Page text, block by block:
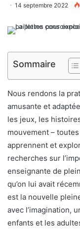
14 septembre 2022
Sommaire
Nous rendons la
amusante et
les jeux, les
mouvement –
apprennent et
recherches sur
enseignante de
qu’on lui avait
est la nouvelle
avec l’imagination,
enfants et les